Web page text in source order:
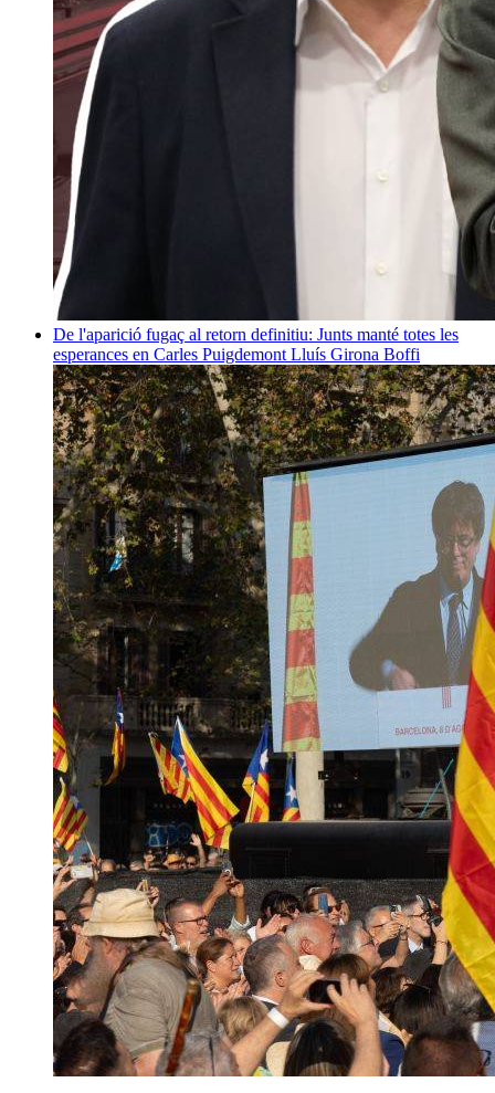
De l'aparició fugaç al retorn definitiu: Junts manté totes les
esperances en Carles Puigdemont Lluís Girona Boffi